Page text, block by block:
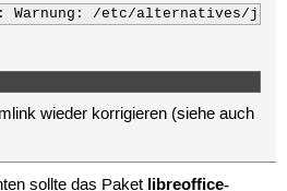
Warnung: /etc/alternatives/
wieder korrigieren (siehe auch
sollte das Paket libreoffice-